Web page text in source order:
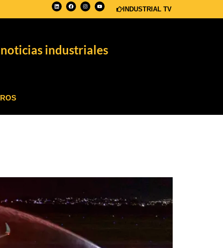
INDUSTRIAL TV
industriales